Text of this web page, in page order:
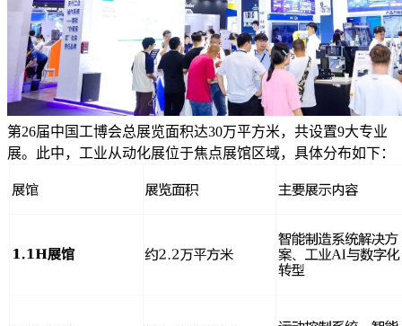
第26届中国工博会总展览面积达30万平方米，共设置9大专业
展。此中，工业从动化展位于焦点展馆区域，具体分布如下：